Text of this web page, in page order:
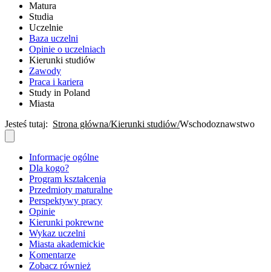
Matura
Studia
Uczelnie
Baza uczelni
Opinie o uczelniach
Kierunki studiów
Zawody
Praca i kariera
Study in Poland
Miasta
Jesteś tutaj: Strona główna Kierunki studiów Wschodoznawstwo
Informacje ogólne
Dla kogo?
Program kształcenia
Przedmioty maturalne
Perspektywy pracy
Opinie
Kierunki pokrewne
Wykaz uczelni
Miasta akademickie
Komentarze
Zobacz również